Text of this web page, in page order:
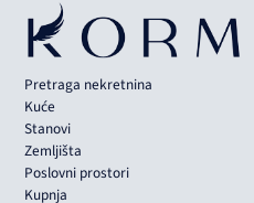
Pretraga nekretnina
Kuće
Stanovi
Zemljišta
Poslovni prostori
Kupnja